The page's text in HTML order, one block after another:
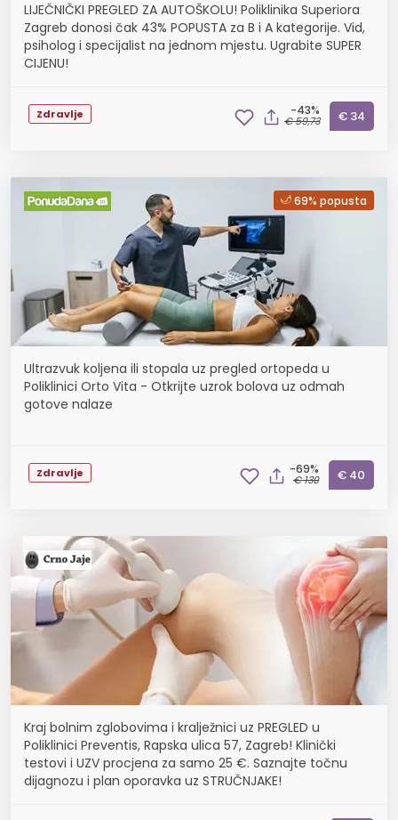
LIJEČNIČKI PREGLED ZA AUTOŠKOLU! Poliklinika Superiora
Zagreb donosi čak 43% POPUSTA za B i A kategorije. Vid,
psiholog i specijalist na jednom mjestu. Ugrabite SUPER
CIJENU!
Zdravlje -43%
€ 59,73 € 34
69% popusta
Ultrazvuk koljena ili stopala uz pregled ortopeda u
Poliklinici Orto Vita - Otkrijte uzrok bolova uz odmah
gotove nalaze
Zdravlje -69%
€ 130 € 40
Kraj bolnim zglobovima i kralježnici uz PREGLED u
Poliklinici Preventis, Rapska ulica 57, Zagreb! Klinički
testovi i UZV procjena za samo 25 €. Saznajte točnu
dijagnozu i plan oporavka uz STRUČNJAKE!